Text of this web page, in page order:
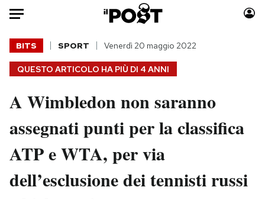
Auto
HOME
Italia
Politica
Tecnologia
Scienza
Moda
Consumismi
Storie/Idee
Media
QUESTO ARTICOLO HA PIÙ DI 4 ANNI
BITS SPORT Venerdì 20 maggio 2022
A Wimbledon non saranno
assegnati punti per la classifica
ATP e WTA, per via
dell’esclusione dei tennisti russi